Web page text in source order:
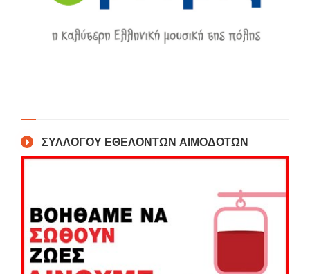
ΣΥΛΛΟΓΟΥ ΕΘΕΛΟΝΤΩΝ ΑΙΜΟΔΟΤΩΝ